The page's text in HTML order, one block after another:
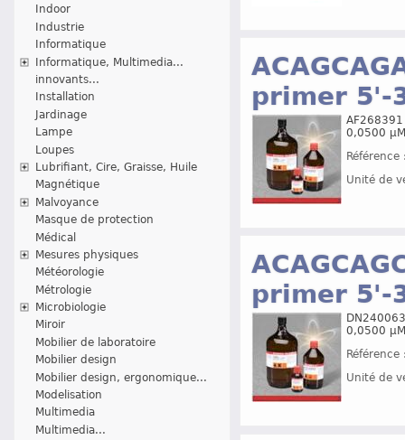
Indoor
Industrie
Informatique
Informatique, Multimedia...
innovants...
Installation
Jardinage
Lampe
Loupes
Lubrifiant, Cire, Graisse, Huile
Magnétique
Malvoyance
Masque de protection
Médical
Mesures physiques
Météorologie
Métrologie
Microbiologie
Miroir
Mobilier de laboratoire
Mobilier design
Mobilier design, ergonomique...
Modelisation
Multimedia
Multimedia...
primer 5'-
0,0500
Unité de
primer 5'-
0,0500
Unité de